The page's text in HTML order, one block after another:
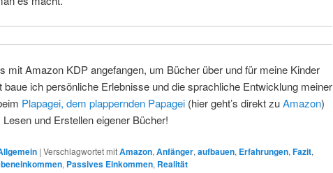
mit Amazon KDP angefangen, um Bücher über und für meine Kinder
baue ich persönliche Erlebnisse und die sprachliche Entwicklung meiner
Plapagei, dem plappernden Papagei (hier geht’s direkt zuAmazon)
und Erstellen eigener Bücher!
| Verschlagwortet mitAmazon,Anfänger,aufbauen, Erfahrungen,Fazit,
, Passives Einkommen, Realität